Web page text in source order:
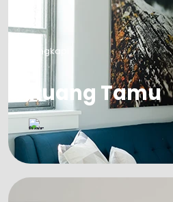
Lengkapi
Ruang Tamu